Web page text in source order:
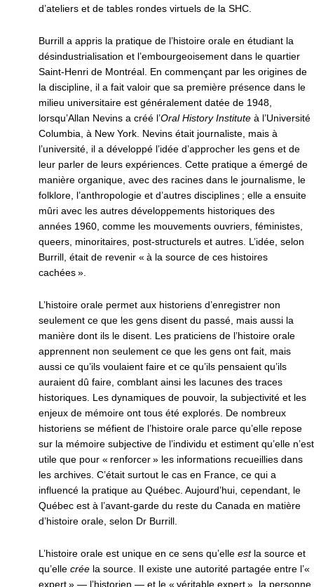
d’ateliers et de tables rondes virtuels de la SHC.
Burrill a appris la pratique de l’histoire orale en étudiant la
désindustrialisation et l’embourgeoisement dans le quartier
Saint-Henri de Montréal. En commençant par les origines de
la discipline, il a fait valoir que sa première présence dans le
milieu universitaire est généralement datée de 1948,
lorsqu’Allan Nevins a créé l’Oral History Instituteà l’Université
Columbia, à New York. Nevins était journaliste, mais à
l’université, il a développé l’idée d’approcher les gens et de
leur parler de leurs expériences. Cette pratique a émergé de
manière organique, avec des racines dans le journalisme, le
folklore, l’anthropologie et d’autres disciplines ; elle a ensuite
mûri avec les autres développements historiques des
années 1960, comme les mouvements ouvriers, féministes,
queers, minoritaires, post-structurels et autres. L’idée, selon
Burrill, était de revenir « à la source de ces histoires
cachées ».
L’histoire orale permet aux historiens d’enregistrer non
seulement ce que les gens disent du passé, mais aussi la
manière dont ils le disent. Les praticiens de l’histoire orale
apprennent non seulement ce que les gens ont fait, mais
aussi ce qu’ils voulaient faire et ce qu’ils pensaient qu’ils
auraient dû faire, comblant ainsi les lacunes des traces
historiques. Les dynamiques de pouvoir, la subjectivité et les
enjeux de mémoire ont tous été explorés. De nombreux
historiens se méfient de l’histoire orale parce qu’elle repose
sur la mémoire subjective de l’individu et estiment qu’elle n’est
utile que pour « renforcer » les informations recueillies dans
les archives. C’était surtout le cas en France, ce qui a
influencé la pratique au Québec. Aujourd’hui, cependant, le
Québec est à l’avant-garde du reste du Canada en matière
d’histoire orale, selon Dr Burrill.
L’histoire orale est unique en ce sens qu’elle estla source et
qu’elle créela source. Il existe une autorité partagée entre l’«
expert » — l’historien — et le « véritable expert », la personne